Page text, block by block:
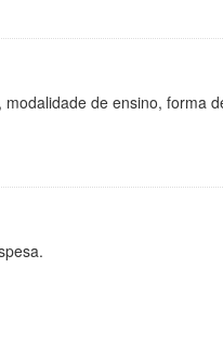
de ensino, forma